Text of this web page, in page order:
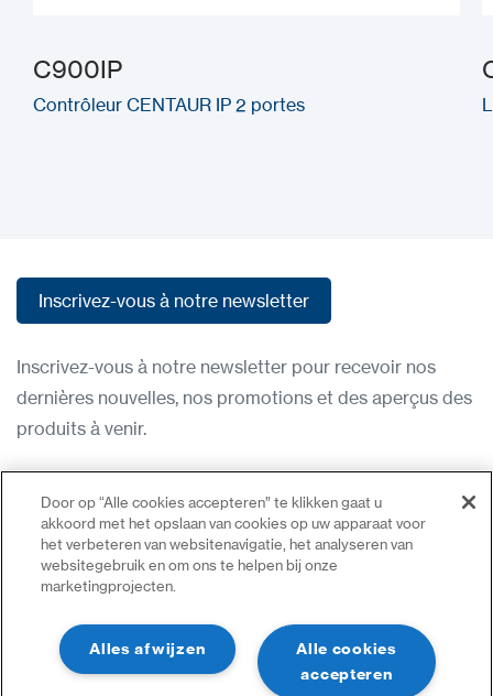
C900IP
Contrôleur CENTAUR IP 2 portes
Inscrivez-vous à notre newsletter
Inscrivez-vous à notre newsletter pour recevoir nos
dernières nouvelles, nos promotions et des aperçus des
produits à venir.
Condititions d'utilisation
Politique de confidentialité
Nous contacter
Se connecter
Plan du site
Door op “Alle cookies accepteren” te klikken gaat u
akkoord met het opslaan van cookies op uw apparaat voor
het verbeteren van websitenavigatie, het analyseren van
websitegebruik en om ons te helpen bij onze
marketingprojecten.
Alle cookies
accepteren
Alles afwijzen